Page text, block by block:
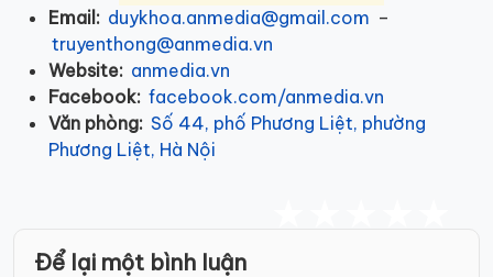
Email: duykhoa.anmedia@gmail.com –
truyenthong@anmedia.vn
Website: anmedia.vn
Facebook: facebook.com/anmedia.vn
Văn phòng: Số 44, phố Phương Liệt, phường
Phương Liệt, Hà Nội
Để lại một bình luận